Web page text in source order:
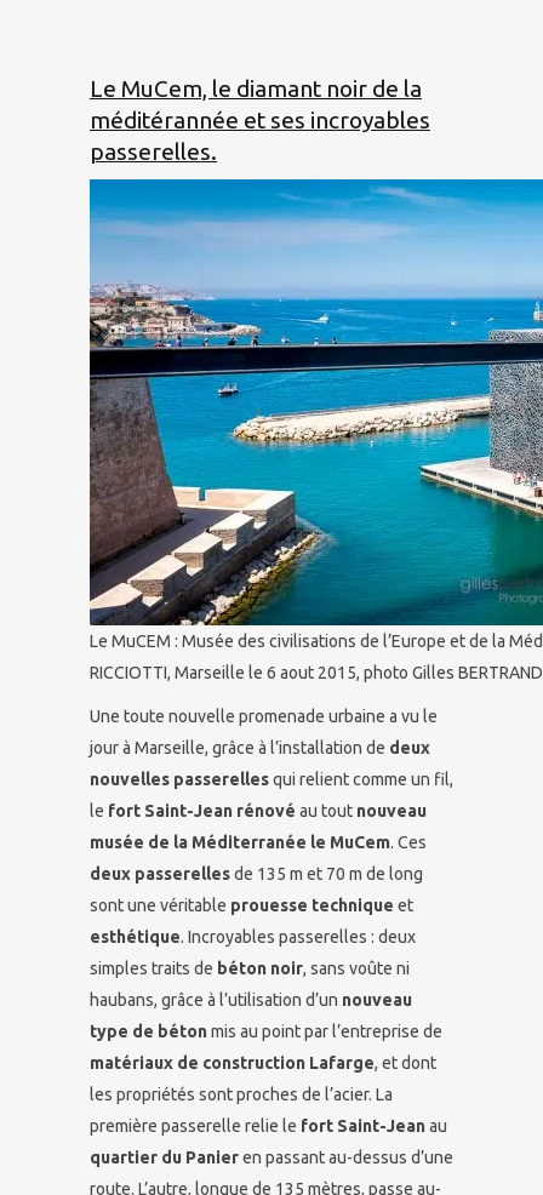
Le MuCem, le diamant noir de la
méditérannée et ses incroyables
passerelles.
Le MuCEM : Musée des civilisations de l’Europe et de la
RICCIOTTI, Marseille le 6 aout 2015, photo Gilles BERTRAND
Une toute nouvelle promenade urbaine a vu le
jour à Marseille, grâce à l’installation de deux
nouvelles passerellesqui relient comme un fil,
le fort Saint-Jean rénové au tout nouveau
musée de la Méditerranée le MuCem. Ces
deux passerellesde 135 m et 70 m de long
sont une véritable prouesse technique et
esthétique. Incroyables passerelles : deux
simples traits de béton noir, sans voûte ni
haubans, grâce à l’utilisation d’un nouveau
type de béton mis au point par l’entreprise de
matériaux de construction Lafarge, et dont
les propriétés sont proches de l’acier. La
première passerelle relie le fort Saint-Jean au
quartier du Panieren passant au-dessus d’une
route. L’autre, longue de 135 mètres, passe au-